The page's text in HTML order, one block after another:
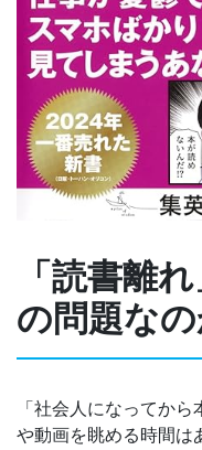
「読書離
の問題なの
「社会人になってか
や動画を眺める時間は